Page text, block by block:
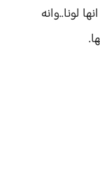
لونا..وانه